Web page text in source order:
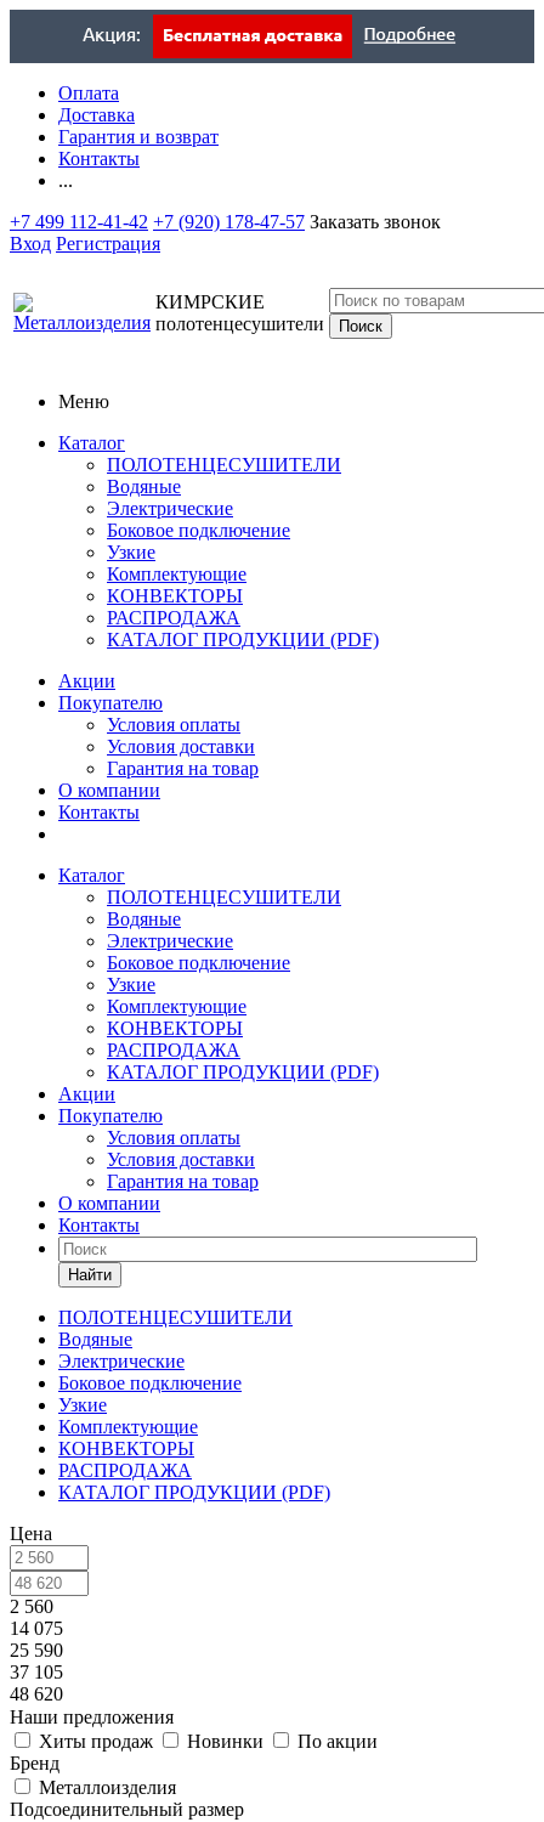
Оплата
Доставка
Гарантия и возврат
Контакты
...
+7 499 112-41-42 +7 (920) 178-47-57 Заказать звонок
Вход Регистрация
КИМРСКИЕ
полотенцесушители
Меню
Каталог
ПОЛОТЕНЦЕСУШИТЕЛИ
Водяные
Электрические
Боковое подключение
Узкие
Комплектующие
КОНВЕКТОРЫ
РАСПРОДАЖА
КАТАЛОГ ПРОДУКЦИИ (PDF)
Акции
Покупателю
Условия оплаты
Условия доставки
Гарантия на товар
О компании
Контакты
Каталог
ПОЛОТЕНЦЕСУШИТЕЛИ
Водяные
Электрические
Боковое подключение
Узкие
Комплектующие
КОНВЕКТОРЫ
РАСПРОДАЖА
КАТАЛОГ ПРОДУКЦИИ (PDF)
Акции
Покупателю
Условия оплаты
Условия доставки
Гарантия на товар
О компании
Контакты
Найти
ПОЛОТЕНЦЕСУШИТЕЛИ
Водяные
Электрические
Боковое подключение
Узкие
Комплектующие
КОНВЕКТОРЫ
РАСПРОДАЖА
КАТАЛОГ ПРОДУКЦИИ (PDF)
Цена
2 560
14 075
25 590
37 105
48 620
Наши предложения
Хиты продаж
Новинки
По акции
Бренд
Металлоизделия
Подсоединительный размер